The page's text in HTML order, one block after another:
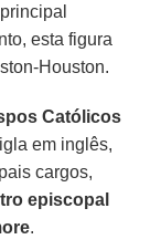
esta figura
Houston.
Católicos
em inglês,
cargos,
episcopal
.